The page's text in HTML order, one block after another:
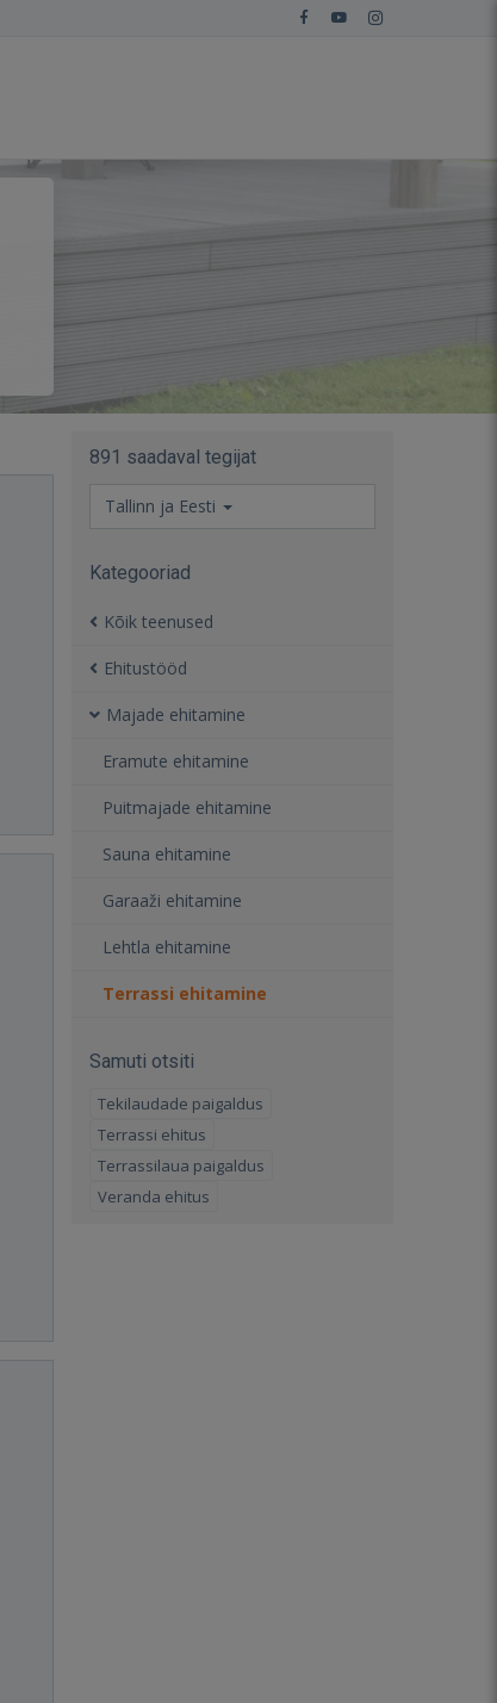
891 saadaval tegijat
Tallinn ja Eesti
Kategooriad
Kõik teenused
Ehitustööd
Majade ehitamine
Eramute ehitamine
Puitmajade ehitamine
Sauna ehitamine
Garaaži ehitamine
Lehtla ehitamine
Terrassi ehitamine
Samuti otsiti
Tekilaudade paigaldus
Terrassi ehitus
Terrassilaua paigaldus
Veranda ehitus